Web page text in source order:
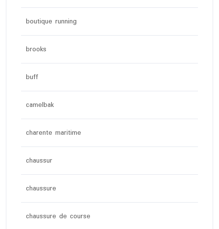
boutique running
brooks
buff
camelbak
charente maritime
chaussur
chaussure
chaussure de course